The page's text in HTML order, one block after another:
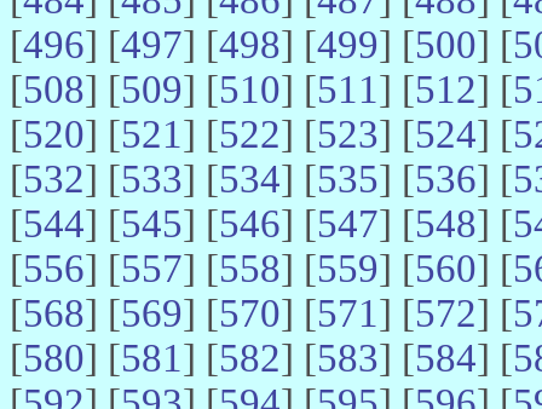
[496] [497] [498] [499] [500] [
[508] [509] [510] [511] [512] [
[520] [521] [522] [523] [524] [
[532] [533] [534] [535] [536] [
[544] [545] [546] [547] [548] [
[556] [557] [558] [559] [560] [
[568] [569] [570] [571] [572] [
[580] [581] [582] [583] [584] [